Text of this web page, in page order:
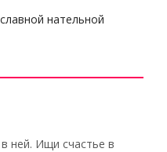
нательной
ней. Ищи счастье в